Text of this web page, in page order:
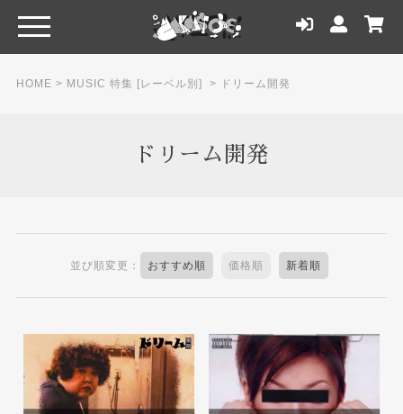
HOME > MUSIC 特集 [レーベル別] > ドリーム開発
ドリーム開発
並び順変更： おすすめ順 価格順 新着順